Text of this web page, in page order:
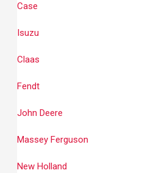
Case
Isuzu
Claas
Fendt
John Deere
Massey Ferguson
New Holland